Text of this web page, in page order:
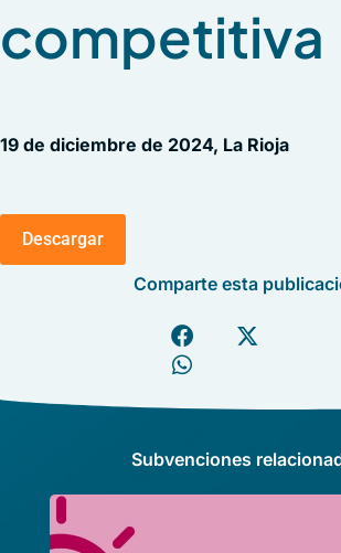
competitiva
19 de diciembre de 2024, La Rioja
Descargar
Comparte esta
Subvenciones